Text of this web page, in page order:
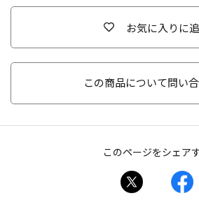
お気に入りに
この商品について問い
このページをシェア